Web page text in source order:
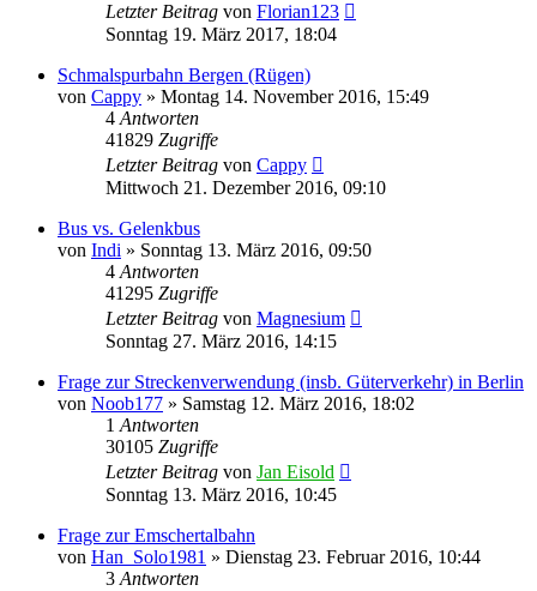
Letzter Beitrag von Florian123
Sonntag 19. März 2017, 18:04
Schmalspurbahn Bergen (Rügen)
von Cappy » Montag 14. November 2016, 15:49
4 Antworten
41829 Zugriffe
Letzter Beitrag von Cappy
Mittwoch 21. Dezember 2016, 09:10
Bus vs. Gelenkbus
von Indi » Sonntag 13. März 2016, 09:50
4 Antworten
41295 Zugriffe
Letzter Beitrag von Magnesium
Sonntag 27. März 2016, 14:15
Frage zur Streckenverwendung (insb. Güterverkehr) in Berlin
von Noob177 » Samstag 12. März 2016, 18:02
1 Antworten
30105 Zugriffe
Letzter Beitrag von Jan Eisold
Sonntag 13. März 2016, 10:45
Frage zur Emschertalbahn
von Han_Solo1981 » Dienstag 23. Februar 2016, 10:44
3 Antworten